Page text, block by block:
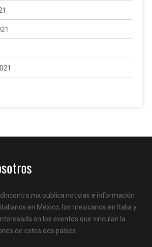
publica noticias e información
en México, los mexicanos en Italia y
en los eventos que vinculan la
de estos dos países.